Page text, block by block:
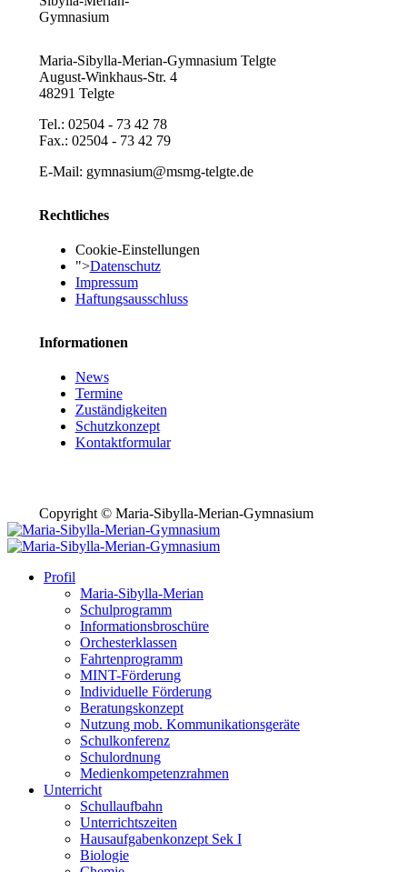
Maria-Sibylla-Merian-Gymnasium Telgte
August-Winkhaus-Str. 4
48291 Telgte
Tel.: 02504 - 73 42 78
Fax.: 02504 - 73 42 79
E-Mail: gymnasium@msmg-telgte.de
Rechtliches
Cookie-Einstellungen
">Datenschutz
Impressum
Haftungsausschluss
Informationen
News
Termine
Zuständigkeiten
Schutzkonzept
Kontaktformular
Copyright © Maria-Sibylla-Merian-Gymnasium
Profil
Maria-Sibylla-Merian
Schulprogramm
Informationsbroschüre
Orchesterklassen
Fahrtenprogramm
MINT-Förderung
Individuelle Förderung
Beratungskonzept
Nutzung mob. Kommunikationsgeräte
Schulkonferenz
Schulordnung
Medienkompetenzrahmen
Unterricht
Schullaufbahn
Unterrichtszeiten
Hausaufgabenkonzept Sek I
Biologie